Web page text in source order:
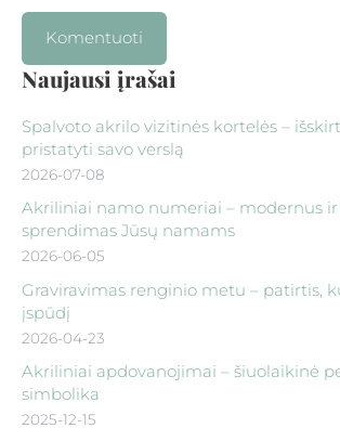
Naujausi įrašai
Spalvoto akrilo vizitinės kortelės –
pristatyti savo verslą
2026-07-08
Akriliniai namo numeriai – modernus
sprendimas Jūsų namams
2026-06-05
Graviravimas renginio metu – patirtis,
įspūdį
2026-04-23
Akriliniai apdovanojimai – šiuolaikinė
simbolika
2025-12-15